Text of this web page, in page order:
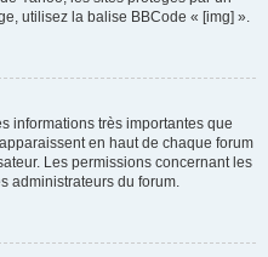
utilisez la balise BBCode « [img] ».
informations très importantes que
en haut de chaque forum
Les permissions concernant les
administrateurs du forum.